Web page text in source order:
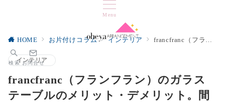
Menu
検索 お問合せ
HOME お片付けコラム インテリア francfranc（フランフラン）のガラステーブルのメリット・デメリット。間接照明との相性が抜群です
インテリア
francfranc（フランフラン）のガラス
テーブルのメリット・デメリット。間